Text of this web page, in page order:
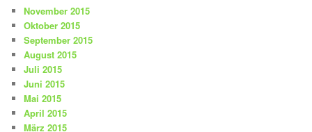
November 2015
Oktober 2015
September 2015
August 2015
Juli 2015
Juni 2015
Mai 2015
April 2015
März 2015